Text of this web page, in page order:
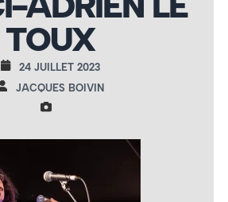
TOUX
24 JUILLET 2023
JACQUES BOIVIN